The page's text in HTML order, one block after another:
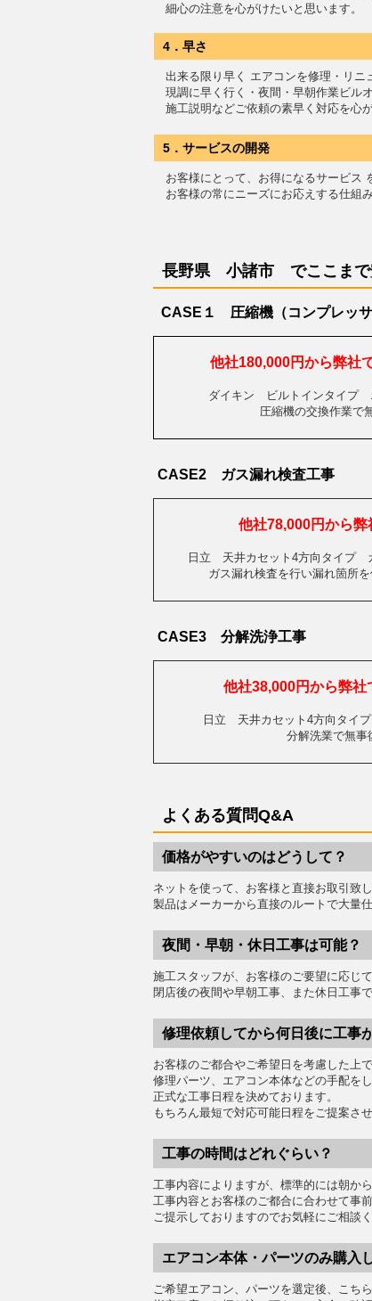
細心の注意を心がけたいと思います。
4．早さ
出来る限り早く エアコンを修理・リニ
現調に早く行く・夜間・早朝作業ビル
施工説明などご依頼の素早く対応を心が
5．サービスの開発
お客様にとって、お得になるサービス
お客様の常にニーズにお応えする仕組
長野県 小諸市 でここま
CASE１ 圧縮機（コンプレッ
他社180,000円から弊
ダイキン ビルトインタイプ
圧縮機の交換作業で
CASE2 ガス漏れ検査工事
他社78,000円から弊
日立 天井カセット4方向タイプ
ガス漏れ検査を行い漏れ箇所
CASE3 分解洗浄工事
他社38,000円から弊社
日立 天井カセット4方向タ
分解洗業で無事
よくある質問Q&A
価格がやすいのはどうして？
ネットを使って、お客様と直接お取引致
製品はメーカーから直接のルートで大量
夜間・早朝・休日工事は可能？
施工スタッフが、お客様のご要望に応じ
閉店後の夜間や早朝工事、また休日工事
修理依頼してから何日後に工事
お客様のご都合やご希望日を考慮した上
修理パーツ、エアコン本体などの手配を
正式な工事日程を決めております。
もちろん最短で対応可能日程をご提案させ
工事の時間はどれぐらい？
工事内容によりますが、標準的には朝か
工事内容とお客様のご都合に合わせて事
ご提示しておりますのでお気軽にご相談く
エアコン本体・パーツのみ購入
ご希望エアコン、パーツを選定後、こち